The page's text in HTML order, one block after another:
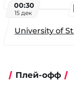
00:30
15 дек
Плей-офф